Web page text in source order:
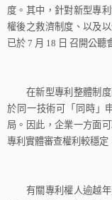
度。其中，針對新型專
權後之救濟制度、以及
已於 7 月 18 日 召開公聽
在新型專利整體制度
於同一技術可「同時」
局。因此，企業一方面
專利實體審查權利較穩定
有關專利權人逾越年